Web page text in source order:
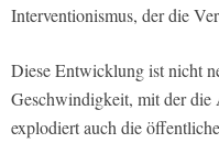
Interventionismus, der die
Diese Entwicklung ist nicht
Geschwindigkeit, mit der die
explodiert auch die